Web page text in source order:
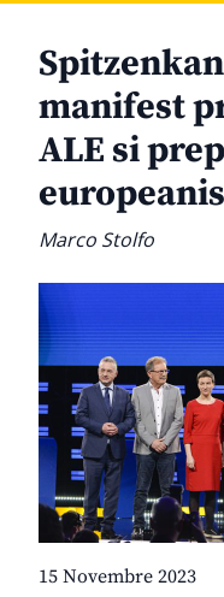
manifest
ALE si
Marco Stolfo
15 Novembre 2023